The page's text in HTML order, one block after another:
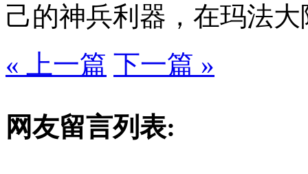
己的神兵利器，在玛法
« 上一篇 下一篇 »
网友留言列表: